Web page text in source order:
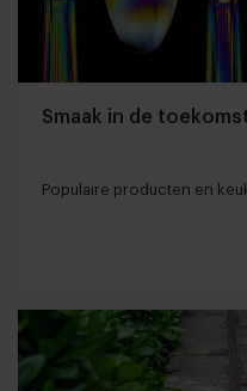
Smaak in de
Populaire producten en